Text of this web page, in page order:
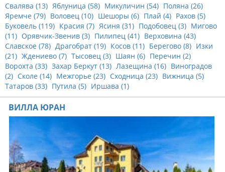
Свалява (13) Яблуница (58) Микуличин (54) Поляна (26)
Яремче (79) Воловец (10) Шешоры (6) Плай (4) Рахов (5)
Буковель (119) Красия (7) Ясиня (31) Подобовец (3) Мигово
(11) Орявчик-Звенив (3) Пилипец (41) Верховина (43)
Славское (78) Драгобрат (19) Косов (11) Берегово (8) Изки
(21) Ждениево (7) Тысовец (3) Шаян (6) Перечин (2)
Ворохта (33) Захар Беркут (13) Лазещина (16) Виноградов
(2) Сколе (14) Межгорье (23) Сходница (23) Вижница (5)
Татаров (33) Путила (5) Иршава (1)
ВИЛЛА ЮРАН